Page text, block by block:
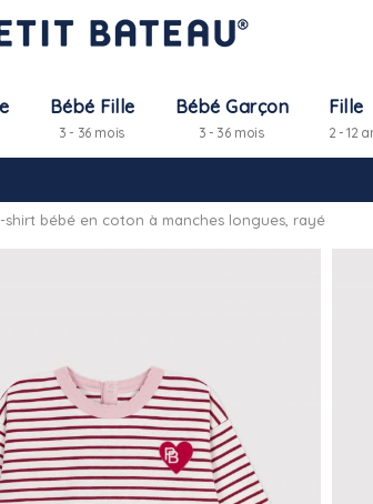
Bébé Fille
3 - 36 mois
Bébé Garçon
3 - 36 mois
Fille
2 - 12
-10%
shirt bébé en coton à manches longues, rayé